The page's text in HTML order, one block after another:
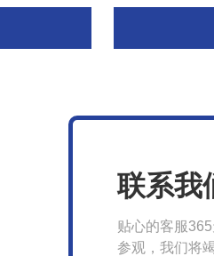
联系我
贴心的客服
参观，我们将